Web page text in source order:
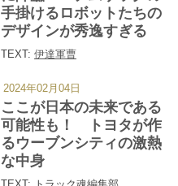
手掛けるロボットたちの
デザインが秀逸すぎる
TEXT: 伊達軍曹
ここが日本の未来である
可能性も！ トヨタが作
るウーブンシティの激熱
な中身
2024年02月04日